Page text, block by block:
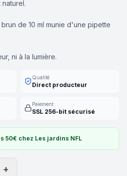
de 10 ml munie d'une pipette
ni à la lumière.
Qualité
Direct producteur
Paiement
SSL 256-bit sécurisé
50€ chez Les jardins NFL
+